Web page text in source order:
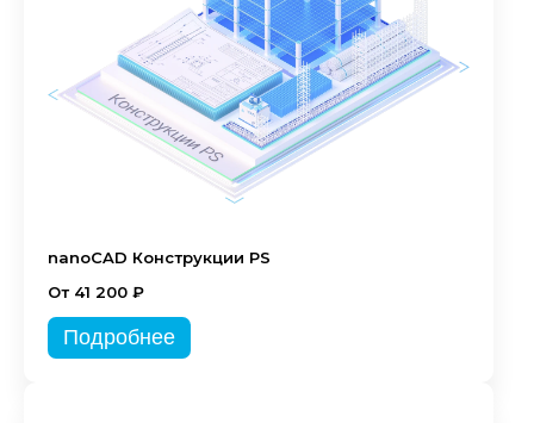
nanoCAD Конструкции PS
От 41 200 ₽
Подробнее